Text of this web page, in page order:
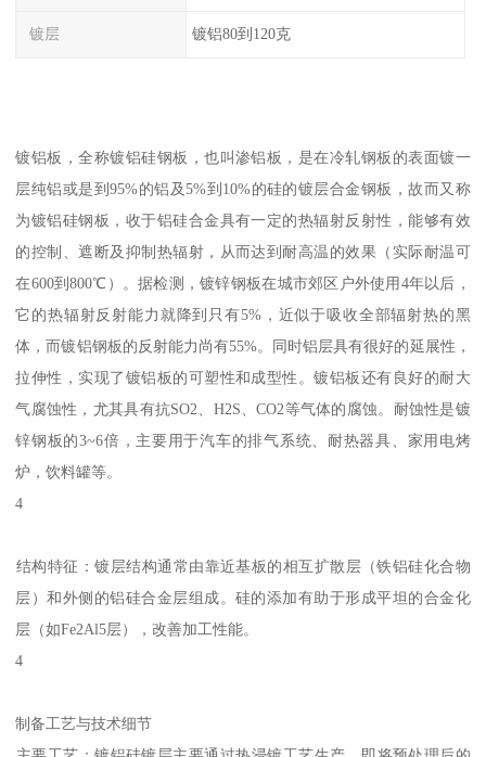
镀层 镀铝80到120克
镀铝板，全称镀铝硅钢板，也叫渗铝板，是在冷轧钢板的表面镀一
层纯铝或是到95%的铝及5%到10%的硅的镀层合金钢板，故而又称
为镀铝硅钢板，收于铝硅合金具有一定的热辐射反射性，能够有效
的控制、遮断及抑制热辐射，从而达到耐高温的效果（实际耐温可
在600到800℃）。据检测，镀锌钢板在城市郊区户外使用4年以后，
它的热辐射反射能力就降到只有5%，近似于吸收全部辐射热的黑
体，而镀铝钢板的反射能力尚有55%。同时铝层具有很好的延展性，
拉伸性，实现了镀铝板的可塑性和成型性。镀铝板还有良好的耐大
气腐蚀性，尤其具有抗SO2、H2S、CO2等气体的腐蚀。耐蚀性是镀
锌钢板的3~6倍，主要用于汽车的排气系统、耐热器具、家用电烤
炉，饮料罐等。
4
‌结构特征‌：镀层结构通常由靠近基板的相互扩散层（铁铝硅化合物
层）和外侧的铝硅合金层组成。硅的添加有助于形成平坦的合金化
层（如Fe2Al5层），改善加工性能。‌‌
4
制备工艺与技术细节